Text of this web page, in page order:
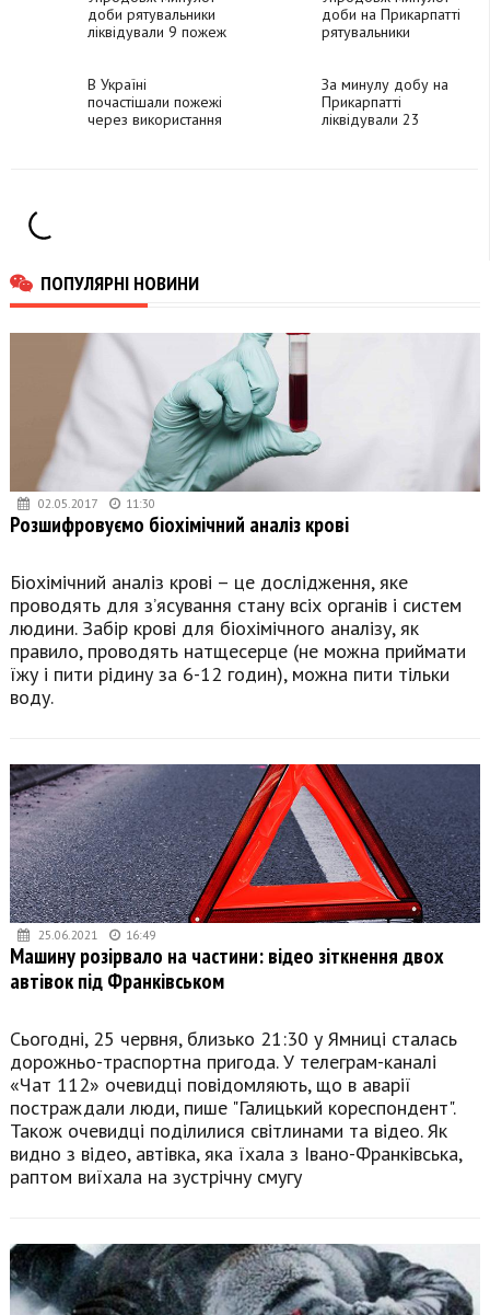
доби рятувальники
ліквідували 9 пожеж
доби на Прикарпатті
рятувальники
В Україні
почастішали пожежі
через використання
За минулу добу на
Прикарпатті
ліквідували 23
ПОПУЛЯРНІ НОВИНИ
02.05.2017 11:30
Розшифровуємо біохімічний аналіз крові
Біохімічний аналіз крові – це дослідження, яке
проводять для з’ясування стану всіх органів і систем
людини. Забір крові для біохімічного аналізу, як
правило, проводять натщесерце (не можна приймати
їжу і пити рідину за 6-12 годин), можна пити тільки
воду.
25.06.2021 16:49
Машину розірвало на частини: відео зіткнення двох
автівок під Франківськом
Сьогодні, 25 червня, близько 21:30 у Ямниці сталась
дорожньо-траспортна пригода. У телеграм-каналі
«Чат 112» очевидці повідомляють, що в аварії
постраждали люди, пише "Галицький кореспондент".
Також очевидці поділилися світлинами та відео. Як
видно з відео, автівка, яка їхала з Івано-Франківська,
раптом виїхала на зустрічну смугу